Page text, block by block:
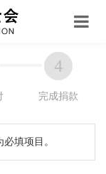
完成捐款
必填项目。